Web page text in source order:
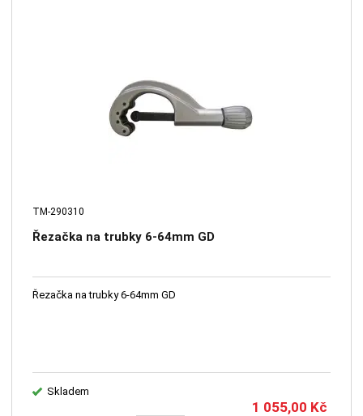
TM-290310
Řezačka na trubky 6-64mm GD
Řezačka na trubky 6-64mm GD
Skladem
1 055,00 Kč